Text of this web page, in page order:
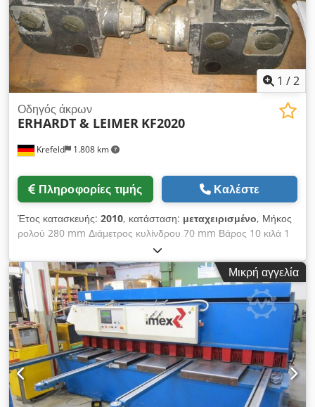
1 /2
Krefeld 1.808 km
Οδηγός άκρων
ERHARDT & LEIMER KF2020
Πληροφορίες τιμής Καλέστε
Έτος κατασκευής: 2010, κατάσταση: μεταχειρισμένο, Μήκος
ρολού 280 mm Διάμετρος κυλίνδρου 70 mm Βάρος 10 κιλά 1
ζεύγος οδηγών μεταφορικού ιμάντα μεταχειρισμένων
εμπορευμάτων, Dodow Tdu Depfx Afwskr Τύπος KF 2020
πνευματικό. Έκδοση αριστερά + δεξιά, Η τιμή αναφέρεται σε 1
ζευγάρι το καθένα
Μικρή αγγελία